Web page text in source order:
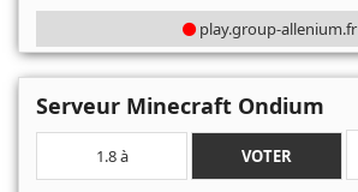
play.group-allenium.fr
Serveur Minecraft Ondium
1.8 à VOTER